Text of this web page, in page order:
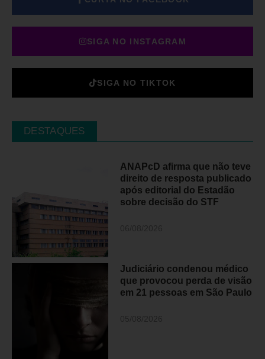
SIGA NO INSTAGRAM
SIGA NO TIKTOK
DESTAQUES
ANAPcD afirma que não teve
direito de resposta publicado
após editorial do Estadão
sobre decisão do STF
Judiciário condenou médico
que provocou perda de visão
em 21 pessoas em São Paulo